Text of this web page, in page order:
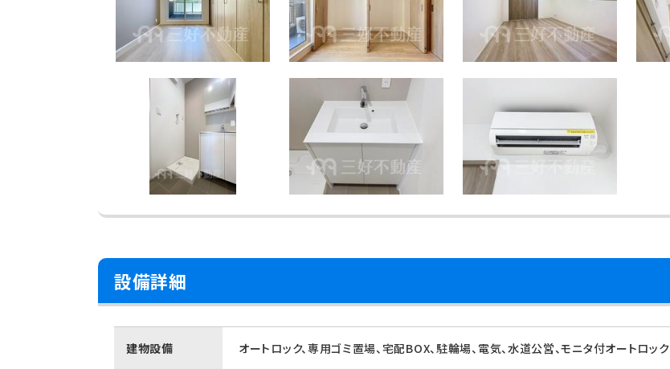
設備詳細
建物設備 オートロック、専用ゴミ置場、宅配BOX、駐輪場、電気、水道公営、モニタ付オートロック